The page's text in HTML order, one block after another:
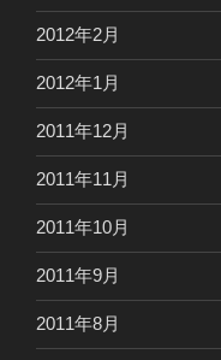
2012年2月
2012年1月
2011年12月
2011年11月
2011年10月
2011年9月
2011年8月